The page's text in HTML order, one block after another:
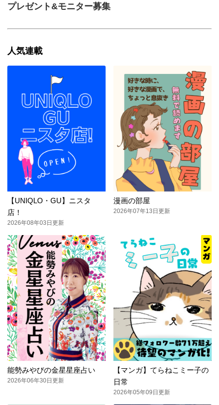
プレゼント&モニター募集
人気連載
【UNIQLO・GU】ニスタ
店！
2026年08年03日更新
漫画の部屋
2026年07年13日更新
能勢みやびの金星星座占い
2026年06年30日更新
【マンガ】てらねこミー子の
日常
2026年05年09日更新